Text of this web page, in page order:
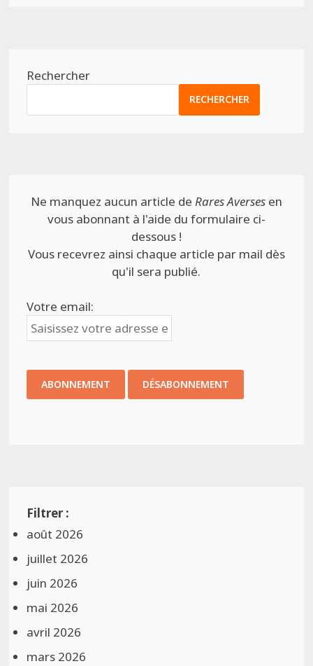
Rechercher
RECHERCHER
Ne manquez aucun article de Rares Aversesen
vous abonnant à l'aide du formulaire ci-
dessous !
Vous recevrez ainsi chaque article par mail dès
qu'il sera publié.
Votre email:
août 2026
juillet 2026
juin 2026
mai 2026
avril 2026
mars 2026